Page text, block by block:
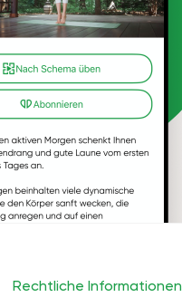
Rechtliche Informationen